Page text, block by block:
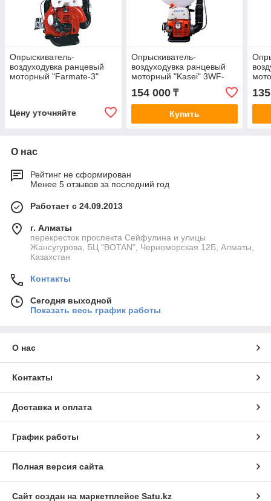
Опрыскиватель-
воздуходувка ранцевый
моторный "Farmate-3"
Цену уточняйте
Опрыскиватель-
воздуходувка ранцевый
моторный "Kasei" 3WF-
154 000₸
Купить
О нас
Рейтинг не сформирован
Менее 5 отзывов за последний год
Работает с 24.09.2013
г. Алматы
перекресток проспекта Сейфулина и улицы
Жансугурова, БЦ "BOTAN", Черноморская 12Б, Алматы,
Казахстан
Контакты
Сегодня выходной
Показать весь график работы
О нас
Контакты
Доставка и оплата
График работы
Полная версия сайта
Сайт создан на маркетплейсе Satu.kz